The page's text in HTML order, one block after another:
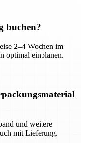
buchen?
2–4 Wochen im
optimal einplanen.
und weitere
mit Lieferung.